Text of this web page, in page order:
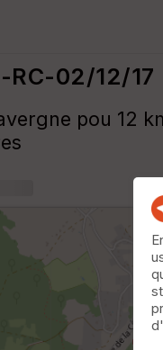
02/12/17
pou 12